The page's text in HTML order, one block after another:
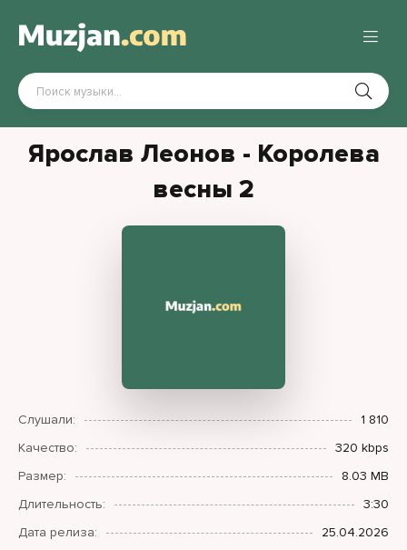
Ярослав Леонов - Королева
весны 2
Слушали:
1 810
Качество:
320 kbps
Размер:
8.03 MB
Длительность:
3:30
Дата релиза:
25.04.2026